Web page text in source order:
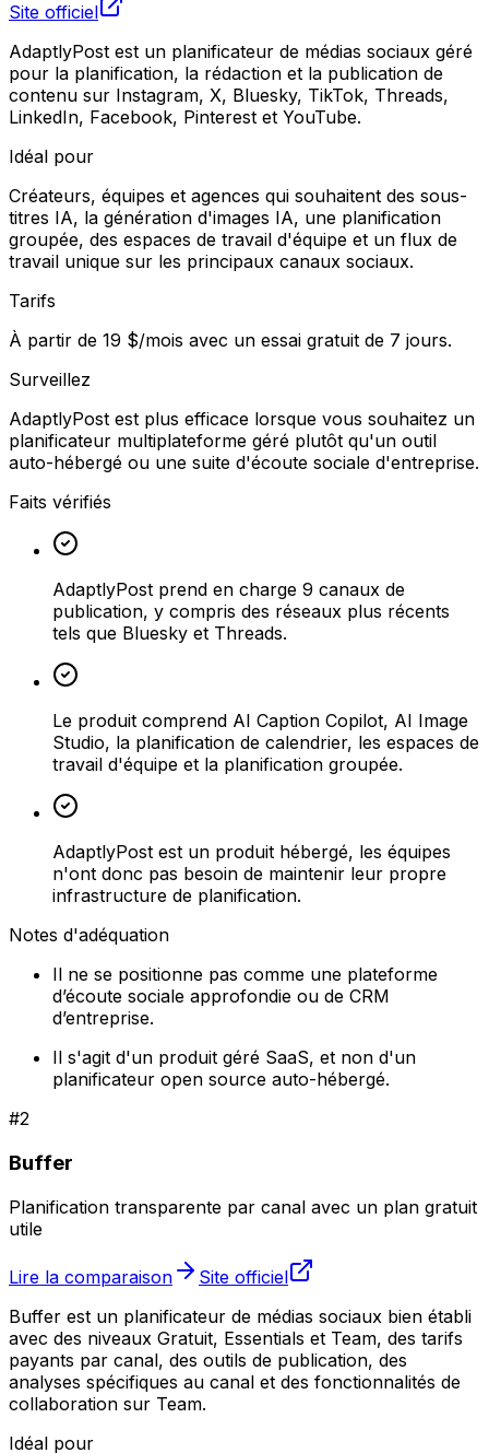
Site officiel
AdaptlyPost est un planificateur de médias sociaux géré
pour la planification, la rédaction et la publication de
contenu sur Instagram, X, Bluesky, TikTok, Threads,
LinkedIn, Facebook, Pinterest et YouTube.
Idéal pour
Créateurs, équipes et agences qui souhaitent des sous-
titres IA, la génération d'images IA, une planification
groupée, des espaces de travail d'équipe et un flux de
travail unique sur les principaux canaux sociaux.
Tarifs
À partir de 19 $/mois avec un essai gratuit de 7 jours.
Surveillez
AdaptlyPost est plus efficace lorsque vous souhaitez un
planificateur multiplateforme géré plutôt qu'un outil
auto-hébergé ou une suite d'écoute sociale d'entreprise.
Faits vérifiés
AdaptlyPost prend en charge 9 canaux de
publication, y compris des réseaux plus récents
tels que Bluesky et Threads.
Le produit comprend AI Caption Copilot, AI Image
Studio, la planification de calendrier, les espaces de
travail d'équipe et la planification groupée.
AdaptlyPost est un produit hébergé, les équipes
n'ont donc pas besoin de maintenir leur propre
infrastructure de planification.
Notes d'adéquation
Il ne se positionne pas comme une plateforme
d’écoute sociale approfondie ou de CRM
d’entreprise.
Il s'agit d'un produit géré SaaS, et non d'un
planificateur open source auto-hébergé.
#2
Buffer
Planification transparente par canal avec un plan gratuit
utile
Lire la comparaison
Site officiel
Buffer est un planificateur de médias sociaux bien établi
avec des niveaux Gratuit, Essentials et Team, des tarifs
payants par canal, des outils de publication, des
analyses spécifiques au canal et des fonctionnalités de
collaboration sur Team.
Idéal pour